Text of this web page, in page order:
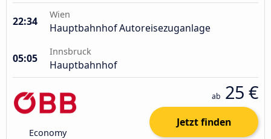
22:34
Wien
Hauptbahnhof Autoreisezuganlage
05:05
Innsbruck
Hauptbahnhof
Economy
ab 25 €
Jetzt finden